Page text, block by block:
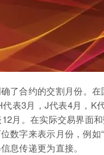
确了合约的交割月份。
表3月，J代表4月，
月。在实际交易界面
数字来表示月份，例如
息传递更为直接。